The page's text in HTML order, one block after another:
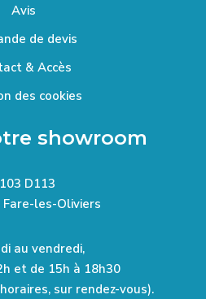
Avis
de devis
& Accès
des cookies
showroom
D113
Fare-les-Oliviers
au vendredi,
et de 15h à 18h30
sur rendez-vous).